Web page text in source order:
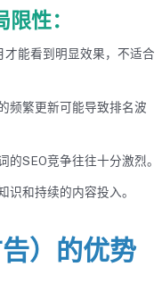
性：
能看到明显效果，不适合
频繁更新可能导致排名波
的SEO竞争往往十分激烈。
识和持续的内容投入。
）的优势